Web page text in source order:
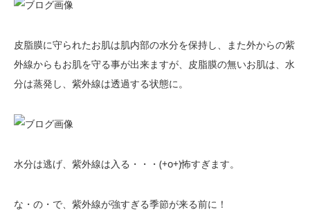
皮脂膜に守られたお肌は肌内部の水分を保持し、また外からの紫
外線からもお肌を守る事が出来ますが、皮脂膜の無いお肌は、水
分は蒸発し、紫外線は透過する状態に。
水分は逃げ、紫外線は入る・・・(+o+)怖すぎます。
な・の・で、紫外線が強すぎる季節が来る前に！